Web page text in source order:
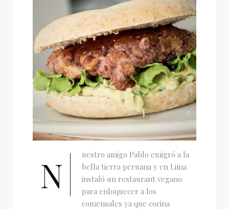
N
uestro amigo Pablo emigró a la
bella tierra peruana y en Lima
instaló un restaurant vegano
para enloquecer a los
comensales ya que cocina